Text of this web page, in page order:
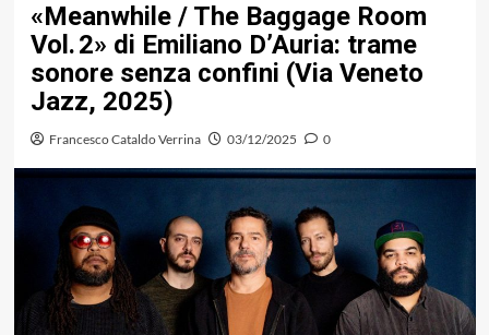
«Meanwhile / The Baggage Room
Vol. 2» di Emiliano D’Auria: trame
sonore senza confini (Via Veneto
Jazz, 2025)
Francesco Cataldo Verrina 03/12/2025 0